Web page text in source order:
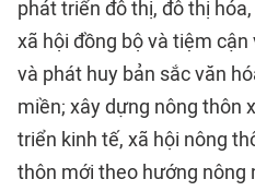
phát triển đô thị, đô thị
xã hội đồng bộ và tiệm
và phát huy bản sắc văn
miền; xây dựng nông thôn
triển kinh tế, xã hội nông
thôn mới theo hướng nông